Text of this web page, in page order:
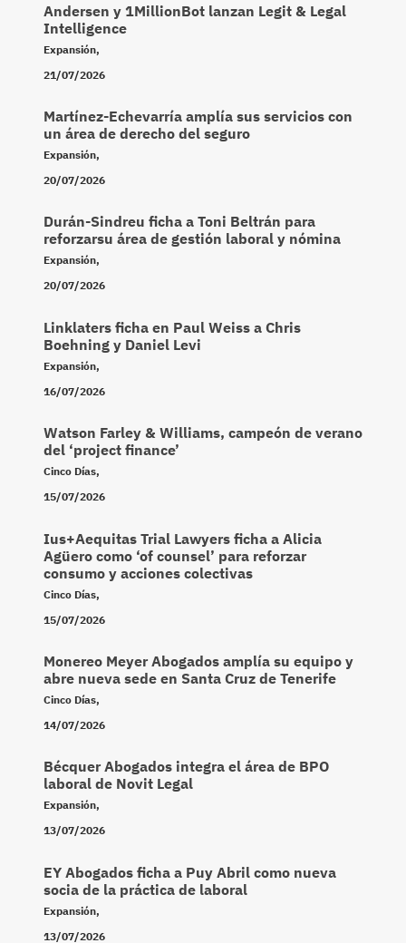
Andersen y 1MillionBot lanzan Legit & Legal
Intelligence
Expansión,
21/07/2026
Martínez-Echevarría amplía sus servicios con
un área de derecho del seguro
Expansión,
20/07/2026
Durán-Sindreu ficha a Toni Beltrán para
reforzarsu área de gestión laboral y nómina
Expansión,
20/07/2026
Linklaters ficha en Paul Weiss a Chris
Boehning y Daniel Levi
Expansión,
16/07/2026
Watson Farley & Williams, campeón de verano
del ‘project finance’
Cinco Días,
15/07/2026
Ius+Aequitas Trial Lawyers ficha a Alicia
Agüero como ‘of counsel’ para reforzar
consumo y acciones colectivas
Cinco Días,
15/07/2026
Monereo Meyer Abogados amplía su equipo y
abre nueva sede en Santa Cruz de Tenerife
Cinco Días,
14/07/2026
Bécquer Abogados integra el área de BPO
laboral de Novit Legal
Expansión,
13/07/2026
EY Abogados ficha a Puy Abril como nueva
socia de la práctica de laboral
Expansión,
13/07/2026